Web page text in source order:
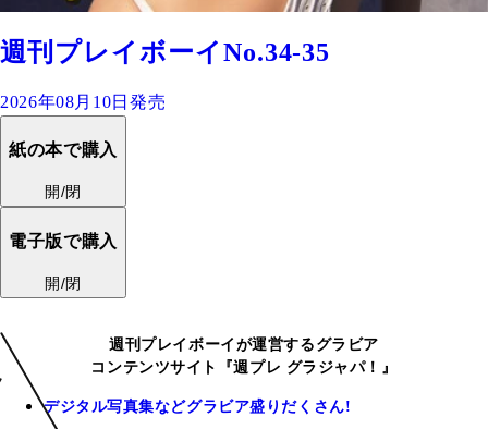
週刊プレイボーイNo.34-35
2026年08月10日発売
紙の本で購入
開/閉
電子版で購入
開/閉
週刊プレイボーイが運営するグラビア
コンテンツサイト『週プレ グラジャパ！』
デジタル写真集などグラビア盛りだくさん!